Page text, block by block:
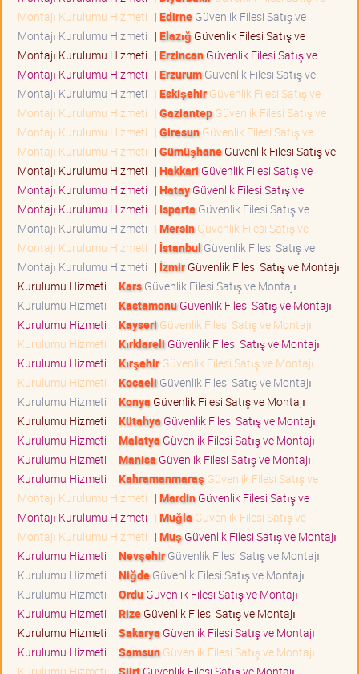
Montajı Kurulumu Hizmeti | EdirneGüvenlik Filesi Satış ve
Montajı Kurulumu Hizmeti | Elazığ Güvenlik Filesi Satış ve
Montajı Kurulumu Hizmeti | ErzincanGüvenlik Filesi Satış ve
Montajı Kurulumu Hizmeti | ErzurumGüvenlik Filesi Satış ve
Montajı Kurulumu Hizmeti | EskişehirGüvenlik Filesi Satış ve
Montajı Kurulumu Hizmeti | GaziantepGüvenlik Filesi Satış ve
Montajı Kurulumu Hizmeti | GiresunGüvenlik Filesi Satış ve
Montajı Kurulumu Hizmeti | GümüşhaneGüvenlik Filesi Satış ve
Montajı Kurulumu Hizmeti | Hakkari Güvenlik Filesi Satış ve
Montajı Kurulumu Hizmeti | HatayGüvenlik Filesi Satış ve
Montajı Kurulumu Hizmeti | Isparta Güvenlik Filesi Satış ve
Montajı Kurulumu Hizmeti | MersinGüvenlik Filesi Satış ve
Montajı Kurulumu Hizmeti | İstanbul Güvenlik Filesi Satış ve
Montajı Kurulumu Hizmeti | İzmirGüvenlik Filesi Satış ve Montajı
Kurulumu Hizmeti | KarsGüvenlik Filesi Satış ve Montajı
Kurulumu Hizmeti | KastamonuGüvenlik Filesi Satış ve Montajı
Kurulumu Hizmeti | Kayseri Güvenlik Filesi Satış ve Montajı
Kurulumu Hizmeti | Kırklareli Güvenlik Filesi Satış ve Montajı
Kurulumu Hizmeti | KırşehirGüvenlik Filesi Satış ve Montajı
Kurulumu Hizmeti | Kocaeli Güvenlik Filesi Satış ve Montajı
Kurulumu Hizmeti | Konya Güvenlik Filesi Satış ve Montajı
Kurulumu Hizmeti | Kütahya Güvenlik Filesi Satış ve Montajı
Kurulumu Hizmeti | Malatya Güvenlik Filesi Satış ve Montajı
Kurulumu Hizmeti | Manisa Güvenlik Filesi Satış ve Montajı
Kurulumu Hizmeti | Kahramanmaraş Güvenlik Filesi Satış ve
Montajı Kurulumu Hizmeti | MardinGüvenlik Filesi Satış ve
Montajı Kurulumu Hizmeti | Muğla Güvenlik Filesi Satış ve
Montajı Kurulumu Hizmeti | Muş Güvenlik Filesi Satış ve Montajı
Kurulumu Hizmeti | NevşehirGüvenlik Filesi Satış ve Montajı
Kurulumu Hizmeti | NiğdeGüvenlik Filesi Satış ve Montajı
Kurulumu Hizmeti | OrduGüvenlik Filesi Satış ve Montajı
Kurulumu Hizmeti | RizeGüvenlik Filesi Satış ve Montajı
Kurulumu Hizmeti | Sakarya Güvenlik Filesi Satış ve Montajı
Kurulumu Hizmeti | SamsunGüvenlik Filesi Satış ve Montajı